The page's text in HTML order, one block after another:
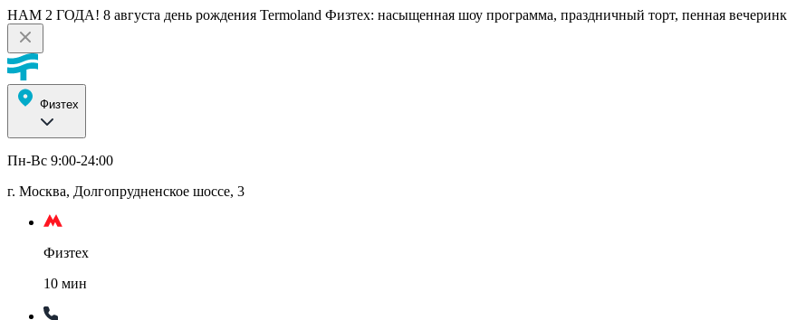
НАМ 2 ГОДА! 8 августа день рождения Termoland Физтех: насыщенная шоу программа, праздничный торт, пенная
Физтех
Пн-Вс 9:00-24:00
г. Москва, Долгопрудненское шоссе, 3
Физтех
10 мин